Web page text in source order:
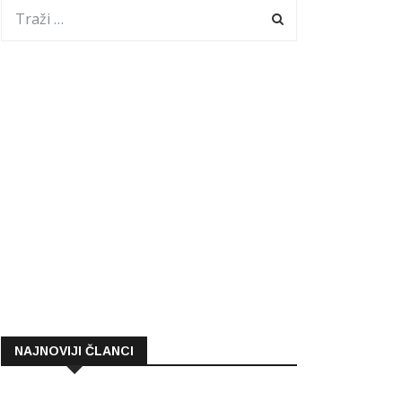
NAJNOVIJI ČLANCI